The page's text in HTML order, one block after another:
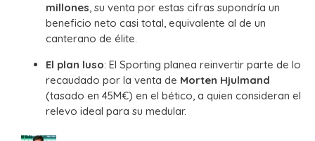
millones, su venta por estas cifras supondría un
beneficio neto casi total, equivalente al de un
canterano de élite.
El plan luso: El Sporting planea reinvertir parte de lo
recaudado por la venta de Morten Hjulmand
(tasado en 45M€) en el bético, a quien consideran el
relevo ideal para su medular.